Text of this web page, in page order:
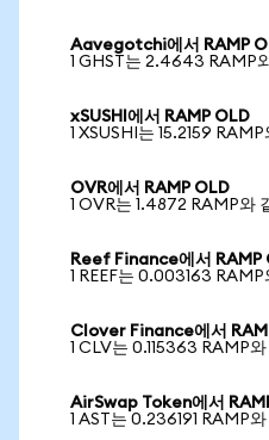
Aavegotchi에서 RAMP
1 GHST는 2.4643 RAMP
xSUSHI에서 RAMP OLD
1 XSUSHI는 15.2159
OVR에서 RAMP OLD
1 OVR는 1.4872 RAMP와
Reef Finance에서 RAMP
1 REEF는 0.003163 RAMP
Clover Finance에서
1 CLV는 0.115363 RAMP
AirSwap Token에서
1 AST는 0.236191 RAMP